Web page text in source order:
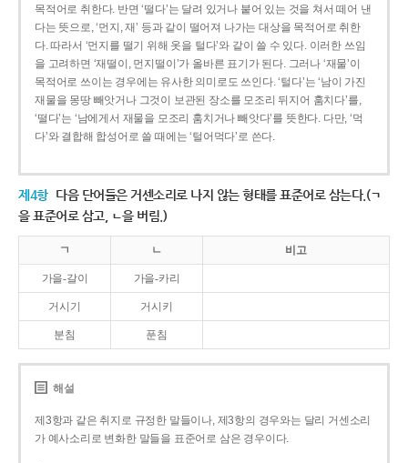
목적어로 취한다. 반면 ‘떨다’는 달려 있거나 붙어 있는 것을 쳐서 떼어 낸
다는 뜻으로, ‘먼지, 재’ 등과 같이 떨어져 나가는 대상을 목적어로 취한
다. 따라서 ‘먼지를 떨기 위해 옷을 털다’와 같이 쓸 수 있다. 이러한 쓰임
을 고려하면 ‘재떨이, 먼지떨이’가 올바른 표기가 된다. 그러나 ‘재물’이
목적어로 쓰이는 경우에는 유사한 의미로도 쓰인다. ‘털다’는 ‘남이 가진
재물을 몽땅 빼앗거나 그것이 보관된 장소를 모조리 뒤지어 훔치다’를,
‘떨다’는 ‘남에게서 재물을 모조리 훔치거나 빼앗다’를 뜻한다. 다만, ‘먹
다’와 결합해 합성어로 쓸 때에는 ‘털어먹다’로 쓴다.
제4항 다음 단어들은 거센소리로 나지 않는 형태를 표준어로 삼는다.(ㄱ
을 표준어로 삼고, ㄴ을 버림.)
ㄱ ㄴ 비고
가을-갈이 가을-카리
거시기 거시키
분침 푼침
해설
제3항과 같은 취지로 규정한 말들이나, 제3항의 경우와는 달리 거센소리
가 예사소리로 변화한 말들을 표준어로 삼은 경우이다.